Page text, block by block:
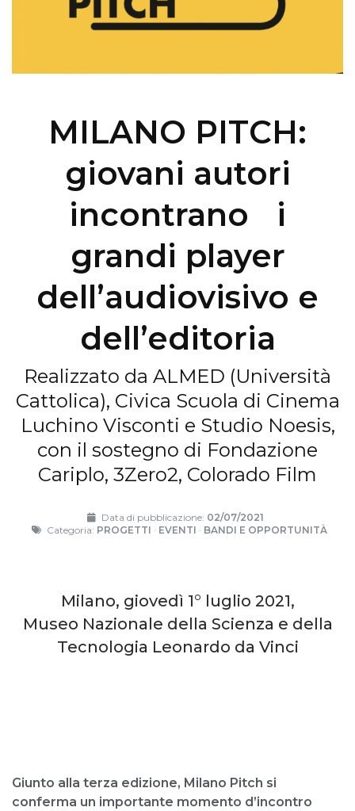
MILANO PITCH:
giovani autori
incontrano i
grandi player
dell’audiovisivo e
dell’editoria
Realizzato da ALMED (Università
Cattolica), Civica Scuola di Cinema
Luchino Visconti e Studio Noesis,
con il sostegno di Fondazione
Cariplo, 3Zero2, Colorado Film
Data di pubblicazione: 02/07/2021
Categoria: PROGETTI · EVENTI · BANDI E OPPORTUNITÀ
Milano, giovedì 1° luglio 2021,
Museo Nazionale della Scienza e della
Tecnologia Leonardo da Vinci
Giunto alla terza edizione, Milano Pitch si
conferma un importante momento d’incontro